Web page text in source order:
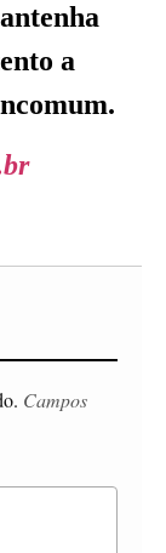
a
Campos